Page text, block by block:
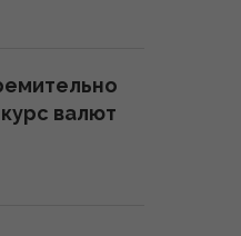
куда РФ
раз,
валют